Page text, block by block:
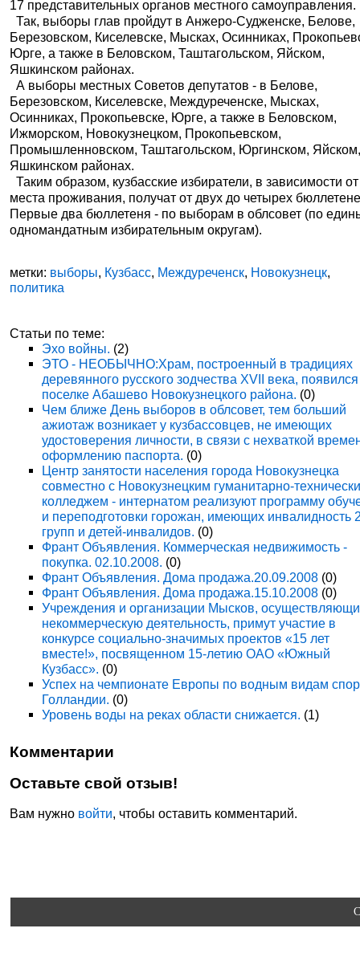
17 представительных органов местного самоуправления.
Так, выборы глав пройдут в Анжеро-Судженске, Белове,
Березовском, Киселевске, Мысках, Осинниках,
Юрге, а также в Беловском, Таштагольском, Яйском,
Яшкинском районах.
А выборы местных Советов депутатов - в Белове,
Березовском, Киселевске, Междуреченске, Мысках,
Осинниках, Прокопьевске, Юрге, а также в Беловском,
Ижморском, Новокузнецком, Прокопьевском,
Промышленновском, Таштагольском, Юргинском,
Яшкинском районах.
Таким образом, кузбасские избиратели, в зависимости от
места проживания, получат от двух до четырех
Первые два бюллетеня - по выборам в облсовет (по
одномандатным избирательным округам).
метки: выборы, Кузбасс, Междуреченск, Новокузнецк,
политика
Статьи по теме:
Эхо войны. (2)
ЭТО - НЕОБЫЧНО:Храм, построенный в традициях
деревянного русского зодчества XVII века,
поселке Абашево Новокузнецкого района. (0)
Чем ближе День выборов в облсовет, тем больший
ажиотаж возникает у кузбассовцев, не имеющих
удостоверения личности, в связи с нехваткой
оформлению паспорта. (0)
Центр занятости населения города Новокузнецка
совместно с Новокузнецким гуманитарно-
колледжем - интернатом реализуют программу
и переподготовки горожан, имеющих инвалидность
групп и детей-инвалидов. (0)
Франт Объявления. Коммерческая недвижимость -
покупка. 02.10.2008. (0)
Франт Объявления. Дома продажа.20.09.2008 (0)
Франт Объявления. Дома продажа.15.10.2008 (0)
Учреждения и организации Мысков,
некоммерческую деятельность, примут участие в
конкурсе социально-значимых проектов «15 лет
вместе!», посвященном 15-летию ОАО «Южный
Кузбасс». (0)
Успех на чемпионате Европы по водным видам
Голландии. (0)
Уровень воды на реках области снижается. (1)
Комментарии
Оставьте свой отзыв!
Вам нужно войти, чтобы оставить комментарий.